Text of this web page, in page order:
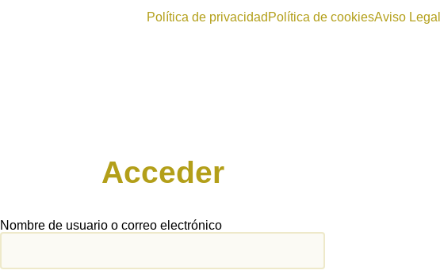
Política de privacidad Política de cookiesAviso Legal
Acceder
Nombre de usuario o correo electrónico